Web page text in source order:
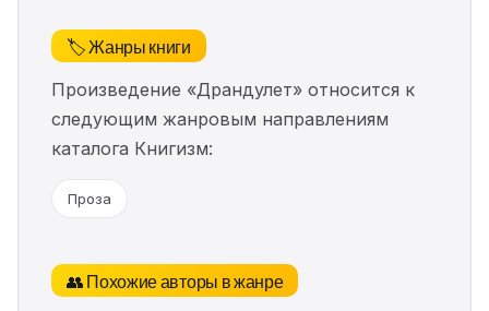
🏷️ Жанры книги
Произведение «Драндулет» относится к
следующим жанровым направлениям
каталога Книгизм:
Проза
👥 Похожие авторы в жанре